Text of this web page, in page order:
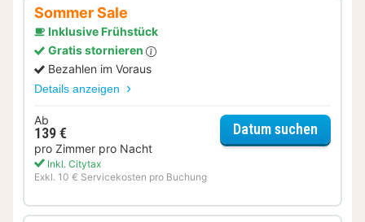
Sommer Sale
Inklusive Frühstück
Gratis stornieren
Bezahlen im Voraus
Details anzeigen
Ab
139 €
pro Zimmer pro Nacht
Inkl. Citytax
Exkl. 10 € Servicekosten pro Buchung
Datum suchen